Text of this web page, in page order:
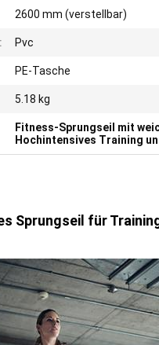
2600 mm (verstellbar)
Pvc
PE-Tasche
5.18 kg
Fitness-Sprungseil mit
Hochintensives Training
Sprungseil für